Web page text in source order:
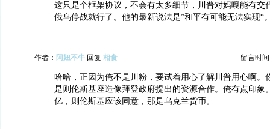
这只是个框架协议，不会有太多细节，川普对妈嘎能有交
俄乌停战就行了。他的最新说法是”和平有可能无法实现“
作者： 阿妞不牛 回复 相食 留言时间
哈哈，正因为俺不是川粉，要试着用心了解川普用心啊。
是则伦斯基座造像拜登政府提出的资源合作。俺有点印象
亿，则伦斯基应该同意，那是乌克兰货币。